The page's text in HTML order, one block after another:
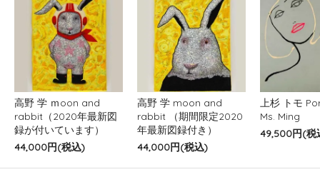
高野 学 ｍoon and
rabbit（2020年最新図
録が付いています）
44,000円(税込)
高野 学 moon and
rabbit （期間限定2020
年最新図録付き）
44,000円(税込)
上杉 トモ
Ms. Ming
49,500円(税